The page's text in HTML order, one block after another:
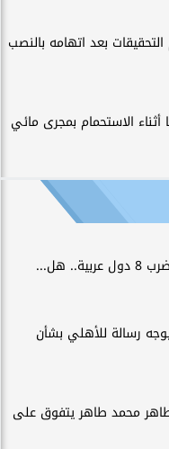
التحقيقات بعد اتهامه بالنصب
الاستحمام بمجرى مائي
هل...
رسالة للأهلي بشأن
محمد طاهر يتفوق على